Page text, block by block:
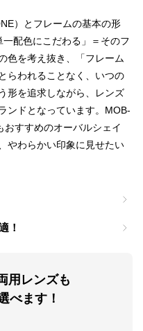
！
用レンズも
べます！
）とフレームの基本の形
一配色にこだわる」＝そのフ
色を考え抜き、「フレーム
らわれることなく、いつの
形を追求しながら、レンズ
ンドとなっています。MOB-
すすめのオーバルシェイ
やわらかい印象に見せたい